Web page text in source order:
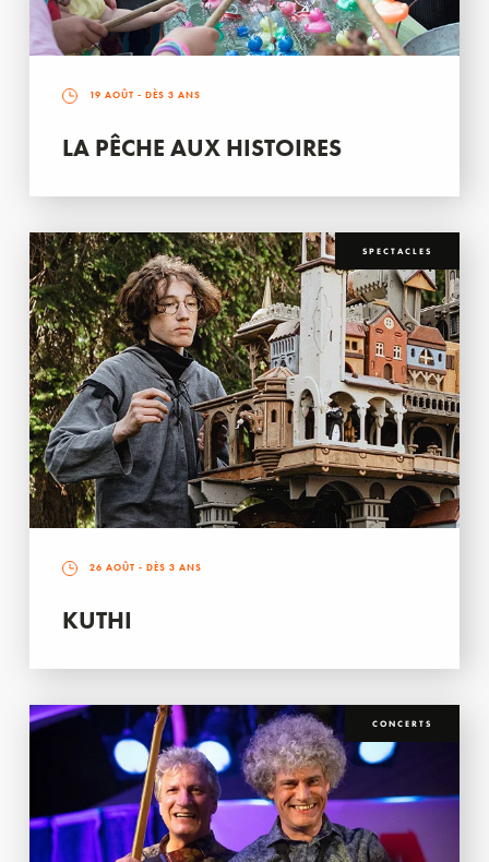
19 AOÛT - DÈS 3 ANS
LA PÊCHE AUX HISTOIRES
SPECTACLES
26 AOÛT - DÈS 3 ANS
KUTHI
CONCERTS